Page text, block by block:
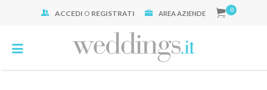
ACCEDI O REGISTRATI AREA AZIENDE 0